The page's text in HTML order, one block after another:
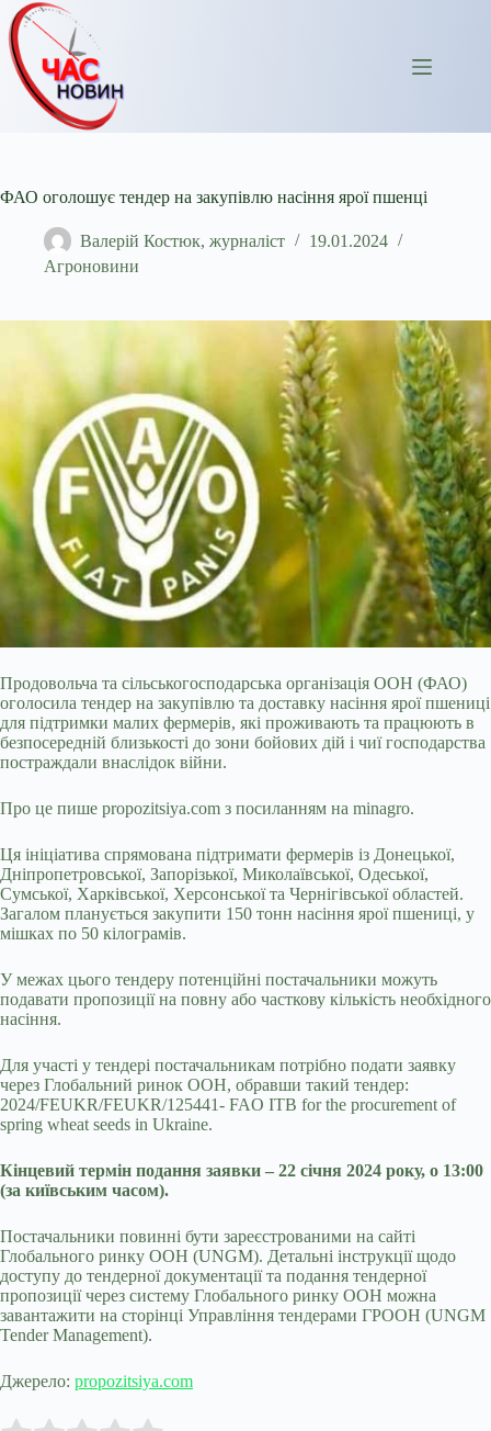
Перейти
до
вмісту
ФАО оголошує тендер на закупівлю насіння ярої пшенці
Валерій Костюк, журналіст
19.01.2024
Агроновини
Продовольча та сільськогосподарська організація ООН (ФАО)
оголосила тендер на закупівлю та доставку насіння ярої пшениці
для підтримки малих фермерів, які проживають та працюють в
безпосередній близькості до зони бойових дій і чиї господарства
постраждали внаслідок війни.
Про це пише propozitsiya.com з посиланням на minagro.
Ця ініціатива спрямована підтримати фермерів із Донецької,
Дніпропетровської, Запорізької, Миколаївської, Одеської,
Сумської, Харківської, Херсонської та Чернігівськоїобластей.
Загалом планується закупити 150 тонн насіння ярої пшениці, у
мішках по 50 кілограмів.
У межах цього тендеру потенційні постачальники можуть
подавати пропозиції на повну або часткову кількість необхідного
насіння.
Для участі у тендері постачальникам потрібно подати заявку
через Глобальний ринок ООН, обравши такий тендер:
2024/FEUKR/FEUKR/125441- FAO ITB for the procurement of
spring wheat seeds in Ukraine.
Кінцевий термін подання заявки – 22 січня 2024 року, о 13:00
(за київським часом).
Постачальники повинні бути зареєстрованими на сайті
Глобального ринку ООН (UNGM). Детальні інструкції щодо
доступу до тендерної документації та подання тендерної
пропозиції через систему Глобального ринку ООН можна
завантажити на сторінці Управління тендерами ГРООН (UNGM
Tender Management).
Джерело: propozitsiya.com